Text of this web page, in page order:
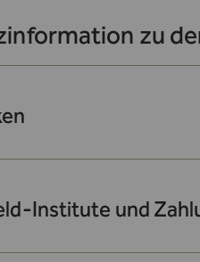
zu
Institute und